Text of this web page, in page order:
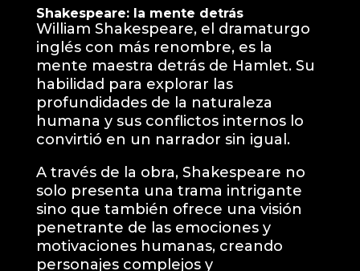
Shakespeare: la mente detrás
William Shakespeare, el dramaturgo
inglés con más renombre, es la
mente maestra detrás de Hamlet. Su
habilidad para explorar las
profundidades de la naturaleza
humana y sus conflictos internos lo
convirtió en un narrador sin igual.
A través de la obra, Shakespeare no
solo presenta una trama intrigante
sino que también ofrece una visión
penetrante de las emociones y
motivaciones humanas, creando
personajes complejos y